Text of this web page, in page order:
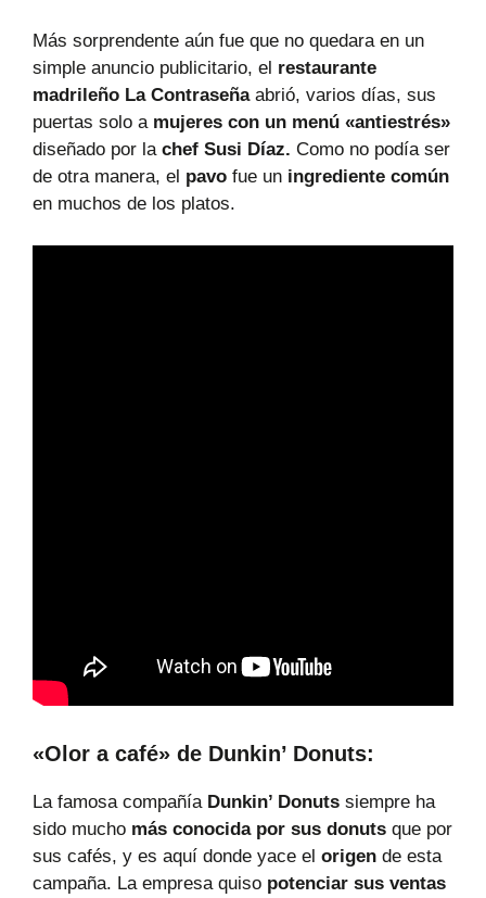
Más sorprendente aún fue que no quedara en un
simple anuncio publicitario, el restaurante
madrileño La Contraseñaabrió, varios días, sus
puertas solo a mujeres con un menú «antiestrés»
diseñado por la chef Susi Díaz. Como no podía ser
de otra manera, el pavo fue un ingrediente común
en muchos de los platos.
«Olor a café» de Dunkin’ Donuts:
La famosa compañía Dunkin’ Donuts siempre ha
sido mucho más conocida por sus donuts que por
sus cafés, y es aquí donde yace el origen de esta
campaña. La empresa quiso potenciar sus ventas